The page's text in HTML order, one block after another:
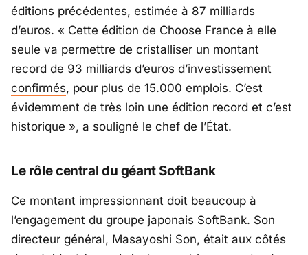
éditions précédentes, estimée à 87 milliards
d’euros. « Cette édition de Choose France à elle
seule va permettre de cristalliser un montant
record de 93 milliards d’euros d’investissement
confirmés, pour plus de 15.000 emplois. C’est
évidemment de très loin une édition record et c’est
historique », a souligné le chef de l’État.
Le rôle central du géant SoftBank
Ce montant impressionnant doit beaucoup à
l’engagement du groupe japonais SoftBank. Son
directeur général, Masayoshi Son, était aux côtés